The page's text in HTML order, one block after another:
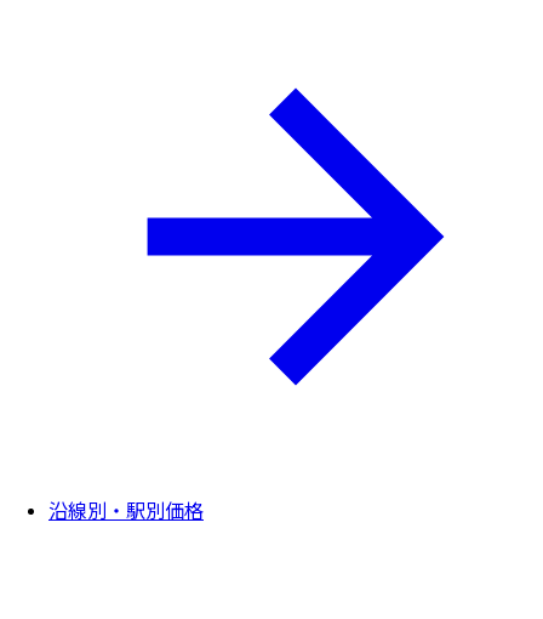
沿線別・駅別価格